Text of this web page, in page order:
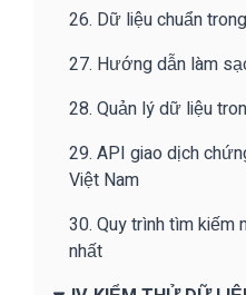
26. Dữ liệu chuẩn
27. Hướng dẫn làm
28. Quản lý dữ liệu
29. API giao dịch
Việt Nam
30. Quy trình tìm kiếm
nhất